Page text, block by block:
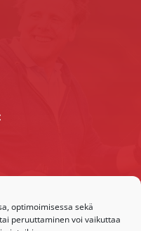
optimoimisessa sekä
peruuttaminen voi vaikuttaa